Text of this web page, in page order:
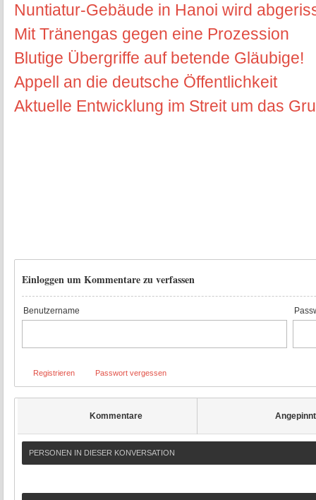
Nuntiatur-Gebäude in Hanoi wird
Mit Tränengas gegen eine Prozession
Blutige Übergriffe auf betende Gläubige!
Appell an die deutsche Öffentlichkeit
Aktuelle Entwicklung im Streit um das
Einloggen um Kommentare zu verfassen
Benutzername
Registrieren Passwort vergessen
Kommentare Angepinnt
PERSONEN IN DIESER KONVERSATION